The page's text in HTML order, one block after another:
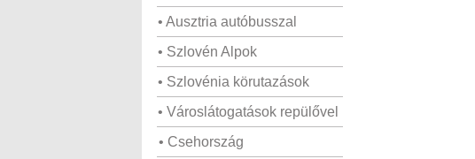
• Ausztria autóbusszal
• Szlovén Alpok
• Szlovénia körutazások
• Városlátogatások repülővel
• Csehország